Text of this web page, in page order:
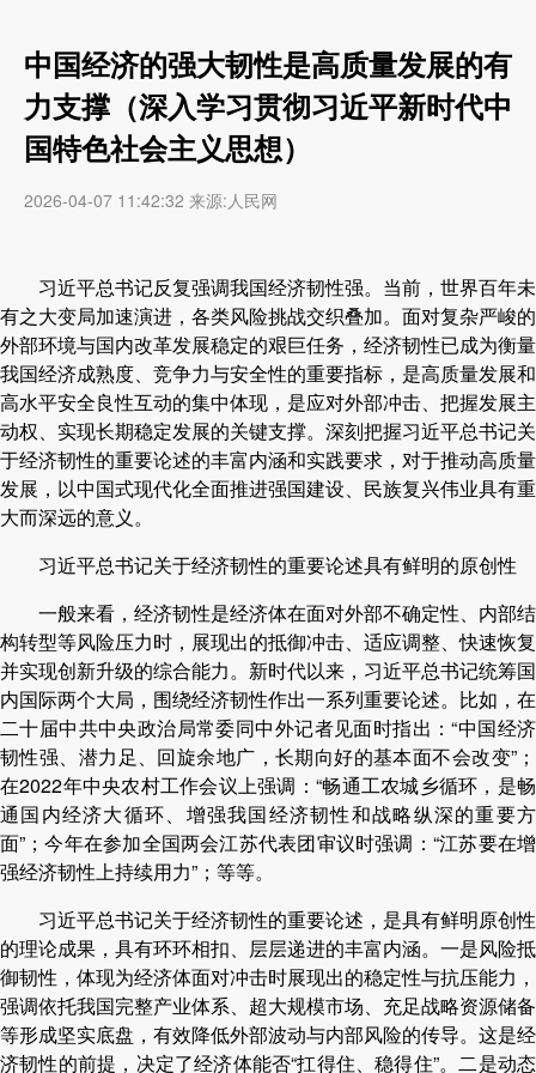
中国经济的强大韧性是高质量发展的有
力支撑（深入学习贯彻习近平新时代中
国特色社会主义思想）
2026-04-07 11:42:32 来源:人民网
习近平总书记反复强调我国经济韧性强。当前，世界百年未
有之大变局加速演进，各类风险挑战交织叠加。面对复杂严峻的
外部环境与国内改革发展稳定的艰巨任务，经济韧性已成为衡量
我国经济成熟度、竞争力与安全性的重要指标，是高质量发展和
高水平安全良性互动的集中体现，是应对外部冲击、把握发展主
动权、实现长期稳定发展的关键支撑。深刻把握习近平总书记关
于经济韧性的重要论述的丰富内涵和实践要求，对于推动高质量
发展，以中国式现代化全面推进强国建设、民族复兴伟业具有重
大而深远的意义。
习近平总书记关于经济韧性的重要论述具有鲜明的原创性
一般来看，经济韧性是经济体在面对外部不确定性、内部结
构转型等风险压力时，展现出的抵御冲击、适应调整、快速恢复
并实现创新升级的综合能力。新时代以来，习近平总书记统筹国
内国际两个大局，围绕经济韧性作出一系列重要论述。比如，在
二十届中共中央政治局常委同中外记者见面时指出：“中国经济
韧性强、潜力足、回旋余地广，长期向好的基本面不会改变”；
在2022年中央农村工作会议上强调：“畅通工农城乡循环，是畅
通国内经济大循环、增强我国经济韧性和战略纵深的重要方
面”；今年在参加全国两会江苏代表团审议时强调：“江苏要在增
强经济韧性上持续用力”；等等。
习近平总书记关于经济韧性的重要论述，是具有鲜明原创性
的理论成果，具有环环相扣、层层递进的丰富内涵。一是风险抵
御韧性，体现为经济体面对冲击时展现出的稳定性与抗压能力，
强调依托我国完整产业体系、超大规模市场、充足战略资源储备
等形成坚实底盘，有效降低外部波动与内部风险的传导。这是经
济韧性的前提，决定了经济体能否“扛得住、稳得住”。二是动态